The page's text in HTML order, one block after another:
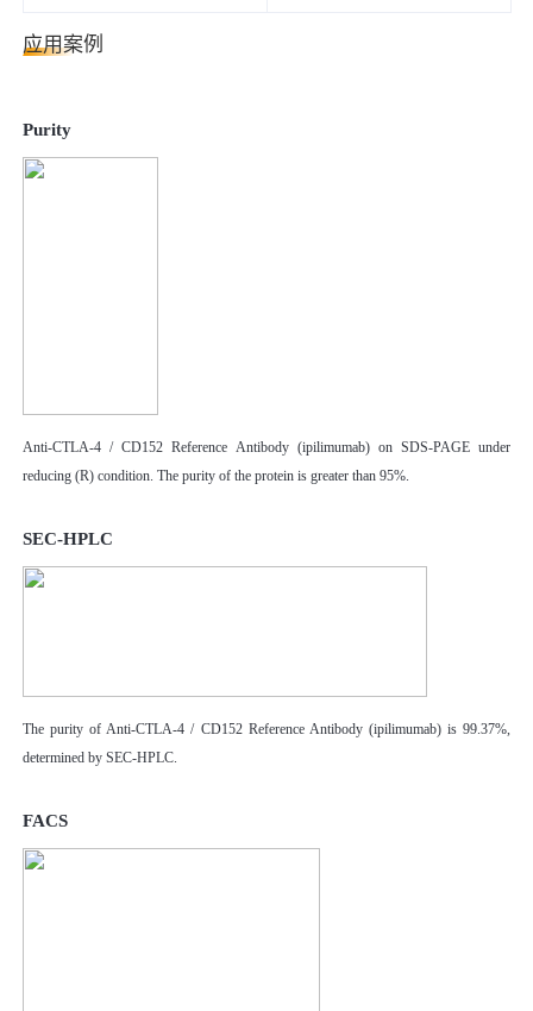
应用案例
Purity
Anti-CTLA-4 / CD152 Reference Antibody (ipilimumab) on SDS-PAGE under
reducing (R) condition. The purity of the protein is greater than 95%.
SEC-HPLC
The purity of Anti-CTLA-4 / CD152 Reference Antibody (ipilimumab) is 99.37%,
determined by SEC-HPLC.
FACS